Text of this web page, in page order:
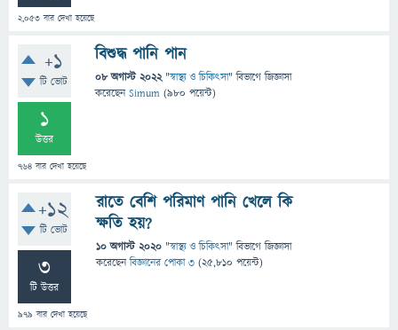
2,053 বার দেখা হয়েছে
+1
টি ভোট
1
উত্তর
764 বার দেখা হয়েছে
বিশুদ্ধ পানি পান
08 অগাস্ট 2022 "স্বাস্থ্য ও চিকিৎসা" বিভাগে জিজ্ঞাসা
করেছেনSimum (980 পয়েন্ট)
+12
টি ভোট
3
টি উত্তর
979 বার দেখা হয়েছে
রাতে বেশি পরিমাণ পানি খেলে কি
ক্ষতি হয়?
10 অগাস্ট 2020 "স্বাস্থ্য ও চিকিৎসা" বিভাগে জিজ্ঞাসা
করেছেনবিজ্ঞানের পোকা ৩ (25,810 পয়েন্ট)